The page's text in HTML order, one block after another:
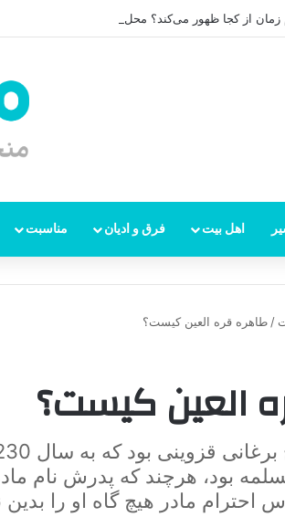
زمان از کجا ظهور می‌کند؟ محل ظهور امام زمان، نقشه
اهل بیت فرق و ادیان مناسبت
/ طاهره قره العین کیست؟
العین کیست؟
بود، هرچند که پدرش نام
احترام مادر هیچ گاه او را بدین